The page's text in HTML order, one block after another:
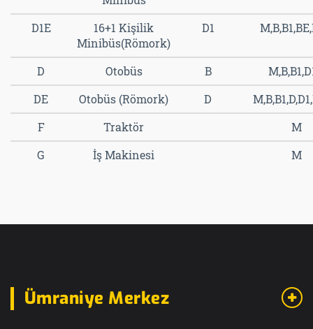
D1E
16+1 Kişilik
Minibüs(Römork)
D1
D Otobüs B
DE
Otobüs (Römork) D
F
Traktör
M
G
İş Makinesi M
Ümraniye Merkez